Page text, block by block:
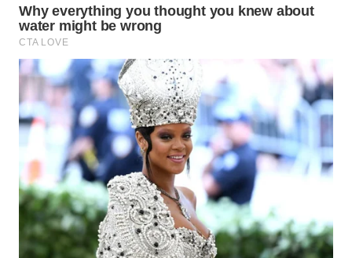
KUNINGAN
WN
MAJALENGKA
WN
SUBANG
WN
SUKABUMI
WN
PURWAKARTA